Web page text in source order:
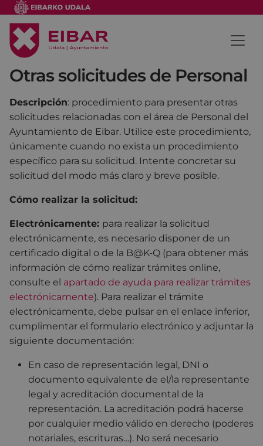
Otras solicitudes de Personal
Descripción: procedimiento para presentar otras
solicitudes relacionadas con el área de Personal del
Ayuntamiento de Eibar. Utilice este procedimiento,
únicamente cuando no exista un procedimiento
específico para su solicitud. Intente concretar su
solicitud del modo más claro y breve posible.
Cómo realizar la solicitud:
Electrónicamente: para realizar la solicitud
electrónicamente, es necesario disponer de un
certificado digital o de la B@K-Q (para obtener más
información de cómo realizar trámites online,
consulte el apartado de ayuda para realizar trámites
electrónicamente). Para realizar el trámite
electrónicamente, debe pulsar en el enlace inferior,
cumplimentar el formulario electrónico y adjuntar la
siguiente documentación:
En caso de representación legal, DNI o
documento equivalente de el/la representante
legal y acreditación documental de la
representación. La acreditación podrá hacerse
por cualquier medio válido en derecho (poderes
notariales, escrituras…). No será necesario